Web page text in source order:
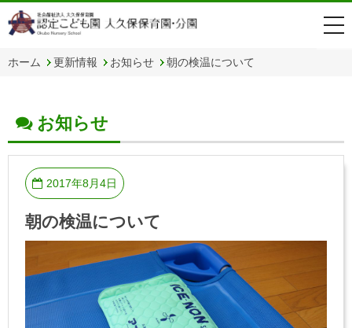
ホーム 更新情報 お知らせ 朝の検温について
お知らせ
2017年8月4日
朝の検温について